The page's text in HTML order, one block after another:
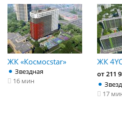
ЖК «Космосstar»
Звездная
16 мин
ЖК
от 211
17